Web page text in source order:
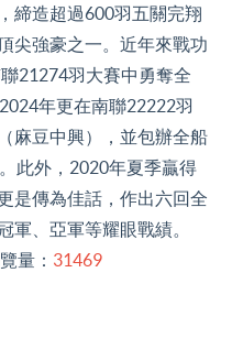
締造超過600羽五關完翔
尖強豪之一。近年來戰功
21274羽大賽中勇奪全
年更在南聯22222羽
麻豆中興），並包辦全船
此外，2020年夏季贏得
是傳為佳話，作出六回全
軍、亞軍等耀眼戰績。
量： 31469